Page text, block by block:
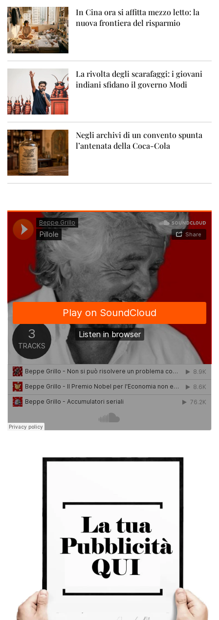
In Cina ora si affitta mezzo letto: la
nuova frontiera del risparmio
La rivolta degli scarafaggi: i giovani
indiani sfidano il governo Modi
Negli archivi di un convento spunta
l’antenata della Coca-Cola